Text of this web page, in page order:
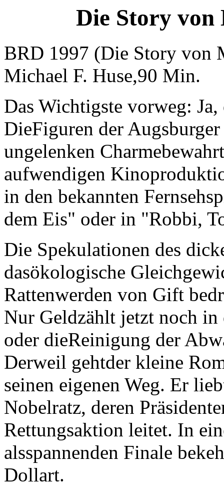
Die Story
BRD 1997 (Die Story von
Michael F. Huse,90 Min.
Das Wichtigste vorweg:
DieFiguren der
ungelenken
aufwendigen
in den bekannten
dem Eis" oder in "Robbi,
Die Spekulationen des
dasökologische
Rattenwerden von Gift
Nur Geldzählt jetzt noch
oder dieReinigung der
Derweil gehtder kleine
seinen eigenen Weg. Er
Nobelratz, deren
Rettungsaktion leitet. In
alsspannenden Finale
Dollart.